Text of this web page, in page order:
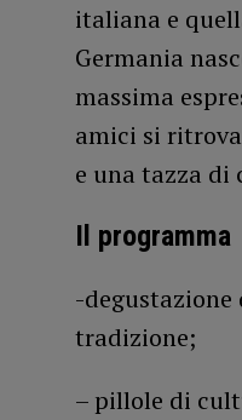
italiana e
Germania
massima
amici si
e una tazza di
Il programma
-
tradizione;
– pillole di